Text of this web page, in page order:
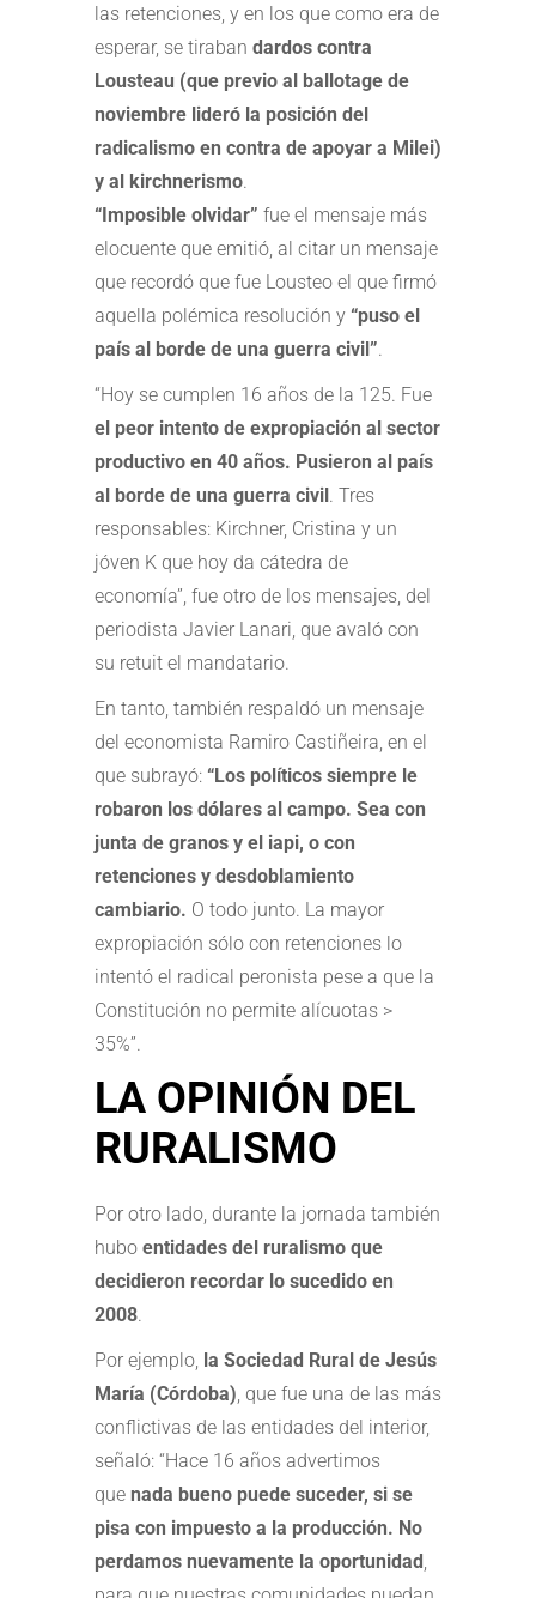
las retenciones, y en los que como era de
esperar, se tiraban dardos contra
Lousteau (que previo al ballotage de
noviembre lideró la posición del
radicalismo en contra de apoyar a Milei)
y al kirchnerismo.
“Imposible olvidar” fue el mensaje más
elocuente que emitió, al citar un mensaje
que recordó que fue Lousteo el que firmó
aquella polémica resolución y “puso el
país al borde de una guerra civil”.
“Hoy se cumplen 16 años de la 125. Fue
el peor intento de expropiación al sector
productivo en 40 años. Pusieron al país
al borde de una guerra civil. Tres
responsables: Kirchner, Cristina y un
jóven K que hoy da cátedra de
economía”, fue otro de los mensajes, del
periodista Javier Lanari, que avaló con
su retuit el mandatario.
En tanto, también respaldó un mensaje
del economista Ramiro Castiñeira, en el
que subrayó: “Los políticos siempre le
robaron los dólares al campo. Sea con
junta de granos y el iapi, o con
retenciones y desdoblamiento
cambiario. O todo junto. La mayor
expropiación sólo con retenciones lo
intentó el radical peronista pese a que la
Constitución no permite alícuotas >
35%”.
LA OPINIÓN DEL
RURALISMO
Por otro lado, durante la jornada también
hubo entidades del ruralismo que
decidieron recordar lo sucedido en
2008.
Por ejemplo, la Sociedad Rural de Jesús
María (Córdoba) , que fue una de las más
conflictivas de las entidades del interior,
señaló: “Hace 16 años advertimos
que nada bueno puede suceder, si se
pisa con impuesto a la producción. No
perdamos nuevamente la oportunidad